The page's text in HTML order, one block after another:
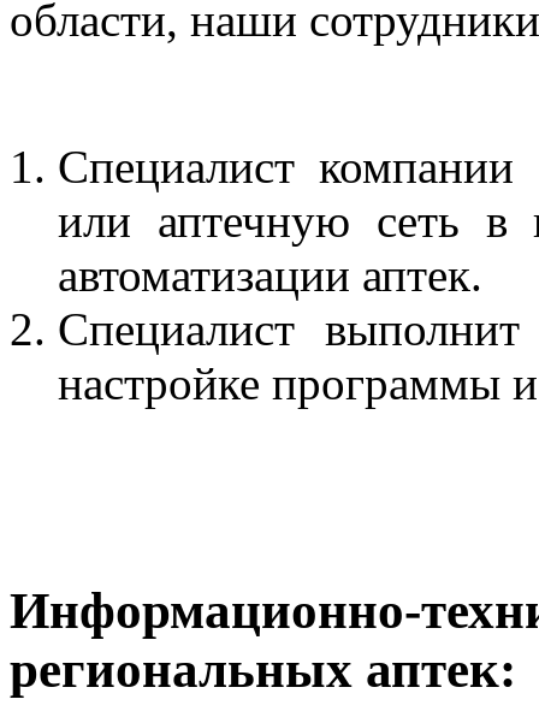
области, наши
Специалист
или аптечную сеть в
автоматизации аптек.
Специалист
настройке программы
Информационно-
региональных аптек: